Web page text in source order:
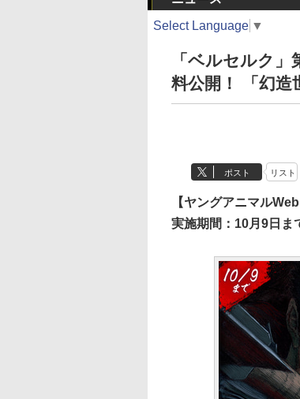
Select Language ▼
「ベルセルク
料公開！ 「幻造
ポスト リスト
【ヤングアニマル
実施期間：10月9日ま